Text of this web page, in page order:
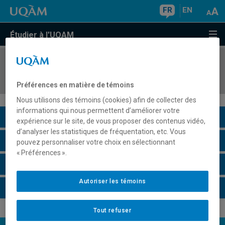
FR EN
Étudier à l'UQAM
COURS//
Description du cours
Horaire - Été 2026
Préférences en matière de témoins
Nous utilisons des témoins (cookies) afin de collecter des
informations qui nous permettent d’améliorer votre
expérience sur le site, de vous proposer des contenus vidéo,
d’analyser les statistiques de fréquentation, etc. Vous
pouvez personnaliser votre choix en sélectionnant
« Préférences ».
Tout refuser
Autoriser les témoins